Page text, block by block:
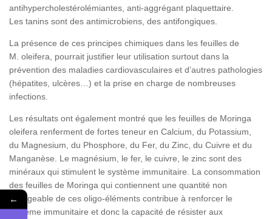
antihypercholestérolémiantes, anti-aggrégant plaquettaire.
Les tanins sont des antimicrobiens, des antifongiques.
La présence de ces principes chimiques dans les feuilles de
M. oleifera, pourrait justifier leur utilisation surtout dans la
prévention des maladies cardiovasculaires et d’autres pathologies
(hépatites, ulcères…) et la prise en charge de nombreuses
infections.
Les résultats ont également montré que les feuilles de Moringa
oleifera renferment de fortes teneur en Calcium, du Potassium,
du Magnesium, du Phosphore, du Fer, du Zinc, du Cuivre et du
Manganèse. Le magnésium, le fer, le cuivre, le zinc sont des
minéraux qui stimulent le système immunitaire. La consommation
des feuilles de Moringa qui contiennent une quantité non
négligeable de ces oligo-éléments contribue à renforcer le
système immunitaire et donc la capacité de résister aux
←